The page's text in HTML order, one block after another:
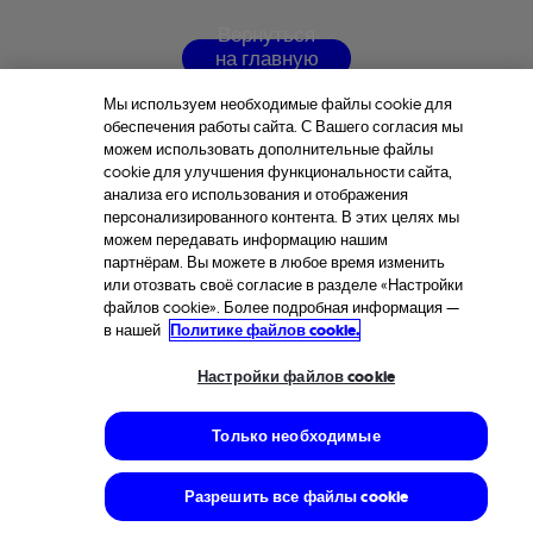
Вернуться
на главную
Мы используем необходимые файлы cookie для
обеспечения работы сайта. С Вашего согласия мы
можем использовать дополнительные файлы
cookie для улучшения функциональности сайта,
анализа его использования и отображения
персонализированного контента. В этих целях мы
можем передавать информацию нашим
партнёрам. Вы можете в любое время изменить
или отозвать своё согласие в разделе «Настройки
файлов cookie». Более подробная информация —
в нашей Политике файлов cookie.
Настройки файлов cookie
Только необходимые
Разрешить все файлы cookie